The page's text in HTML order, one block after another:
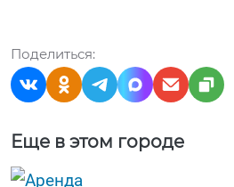
Поделиться:
Еще в этом городе